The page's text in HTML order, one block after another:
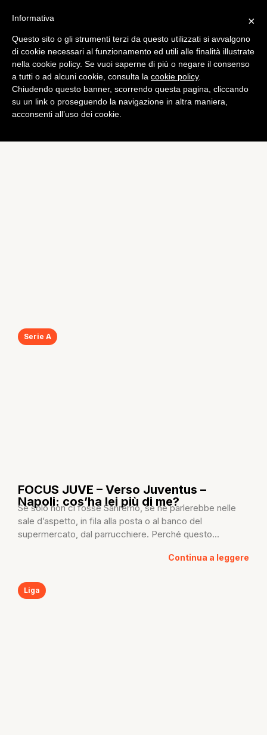
Serie A
FOCUS JUVE – Verso Juventus –
Napoli: cos’ha lei più di me?
Se solo non ci fosse Sanremo, se ne parlerebbe nelle
sale d’aspetto, in fila alla posta o al banco del
supermercato, dal parrucchiere. Perché questo...
Continua a leggere
Liga
×
Informativa
Questo sito o gli strumenti terzi da questo utilizzati si avvalgono
di cookie necessari al funzionamento ed utili alle finalità illustrate
nella cookie policy. Se vuoi saperne di più o negare il consenso
a tutti o ad alcuni cookie, consulta la cookie policy.
Chiudendo questo banner, scorrendo questa pagina, cliccando
su un link o proseguendo la navigazione in altra maniera,
acconsenti all’uso dei cookie.